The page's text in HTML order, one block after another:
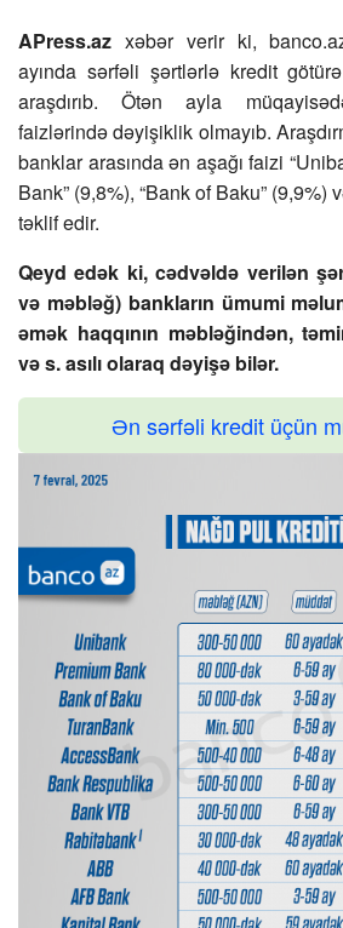
APress.az xəbər verir ki,
ayında sərfəli şərtlərlə kredit
araşdırıb. Ötən ayla
faizlərində dəyişiklik olmayıb.
banklar arasında ən aşağı faizi
Bank” (9,8%), “Bank of Baku” (9,9%)
təklif edir.
Qeyd edək ki, cədvəldə verilən
və məbləğ) bankların ümumi
əmək haqqının məbləğindən,
və s. asılı olaraq dəyişə bilər.
Ən sərfəli kredit üçün